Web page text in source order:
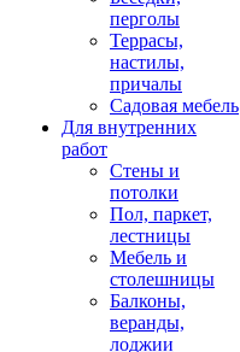
перголы
Террасы,
настилы,
причалы
Садовая мебель
Для внутренних
работ
Стены и
потолки
Пол, паркет,
лестницы
Мебель и
столешницы
Балконы,
веранды,
лоджии